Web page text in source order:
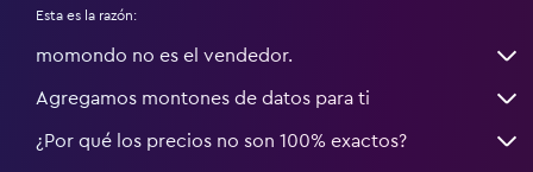
Esta es la razón:
momondo no es el vendedor.
Agregamos montones de datos para ti
¿Por qué los precios no son 100% exactos?